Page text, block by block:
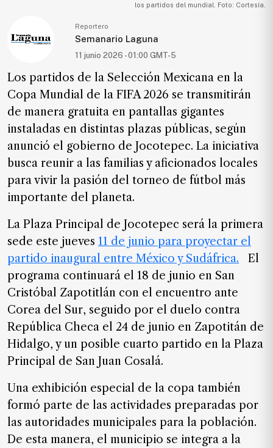
Real
PARA
SUSCRIPTORES
Edición
digital
Contáctanos
Anúnciate
con
nosotros
Videos
de
noticias
FAQ
los partidos del mundial. Foto: Cortesía.
Reportero
Semanario Laguna
11 junio 2026 - 01:00 GMT-5
Los partidos de la Selección Mexicana en la
Copa Mundial de la FIFA 2026 se transmitirán
de manera gratuita en pantallas gigantes
instaladas en distintas plazas públicas, según
anunció el gobierno de Jocotepec. La iniciativa
busca reunir a las familias y aficionados locales
para vivir la pasión del torneo de fútbol más
importante del planeta.
La Plaza Principal de Jocotepec será la primera
sede este jueves 11 de junio para proyectar el
partido inaugural entre México y Sudáfrica.
El
programa continuará el 18 de junio en San
Cristóbal Zapotitlán con el encuentro ante
Corea del Sur, seguido por el duelo contra
República Checa el 24 de junio en Zapotitán de
Hidalgo, y un posible cuarto partido en la Plaza
Principal de San Juan Cosalá.
Una exhibición especial de la copa también
formó parte de las actividades preparadas por
las autoridades municipales para la población.
De esta manera, el municipio se integra a la